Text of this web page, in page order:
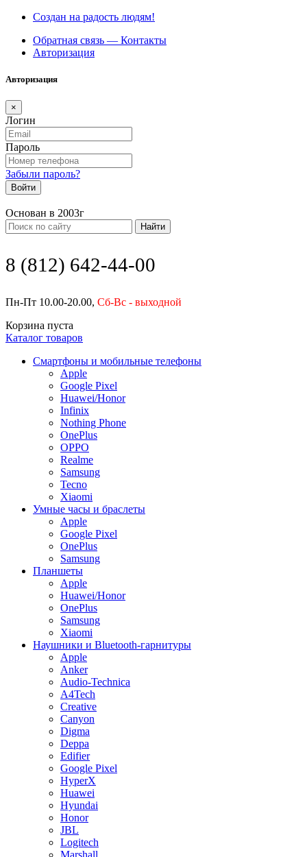
Создан на радость людям!
Обратная связь — Контакты
Авторизация
Авторизация
×
Логин
Пароль
Забыли пароль?
Войти
Основан в 2003г
Найти
8 (812) 642-44-00
Пн-Пт 10.00-20.00, Сб-Вс - выходной
Корзина пуста
Каталог товаров
Смартфоны и мобильные телефоны
Apple
Google Pixel
Huawei/Honor
Infinix
Nothing Phone
OnePlus
OPPO
Realme
Samsung
Tecno
Xiaomi
Умные часы и браслеты
Apple
Google Pixel
OnePlus
Samsung
Планшеты
Apple
Huawei/Honor
OnePlus
Samsung
Xiaomi
Наушники и Bluetooth-гарнитуры
Apple
Anker
Audio-Technica
A4Tech
Creative
Canyon
Digma
Deppa
Edifier
Google Pixel
HyperX
Huawei
Hyundai
Honor
JBL
Logitech